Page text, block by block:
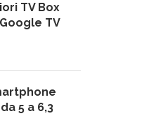
TV Box
TV
5 a 6,3